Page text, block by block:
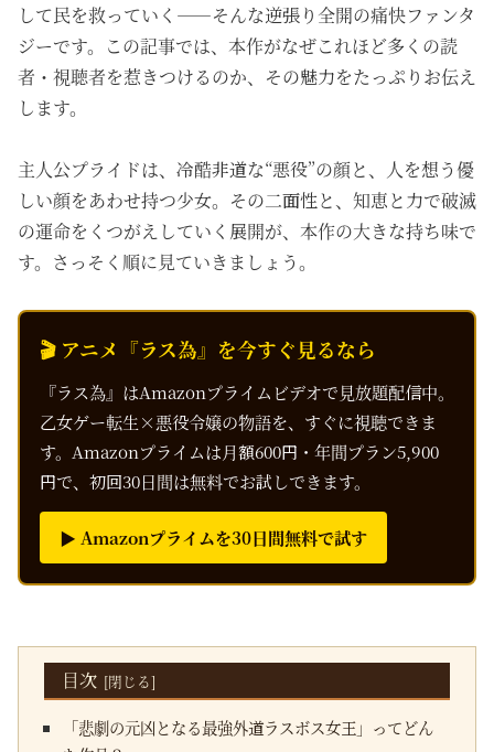
して民を救っていく——そんな逆張り全開の痛快ファンタ
ジーです。この記事では、本作がなぜこれほど多くの読
者・視聴者を惹きつけるのか、その魅力をたっぷりお伝え
します。
主人公プライドは、冷酷非道な“悪役”の顔と、人を想う優
しい顔をあわせ持つ少女。その二面性と、知恵と力で破滅
の運命をくつがえしていく展開が、本作の大きな持ち味で
す。さっそく順に見ていきましょう。
🎬 アニメ『ラス為』を今すぐ見るなら
『ラス為』はAmazonプライムビデオで見放題配信中。
乙女ゲー転生×悪役令嬢の物語を、すぐに視聴できま
す。Amazonプライムは月額600円・年間プラン5,900
円で、初回30日間は無料でお試しできます。
▶ Amazonプライムを30日間無料で試す
目次
「悲劇の元凶となる最強外道ラスボス女王」ってどん